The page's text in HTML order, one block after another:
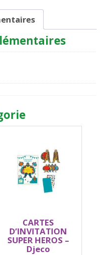
CARTES
D’INVITATION
SUPER HEROS –
Djeco